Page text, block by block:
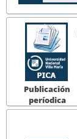
Publicación
períodica